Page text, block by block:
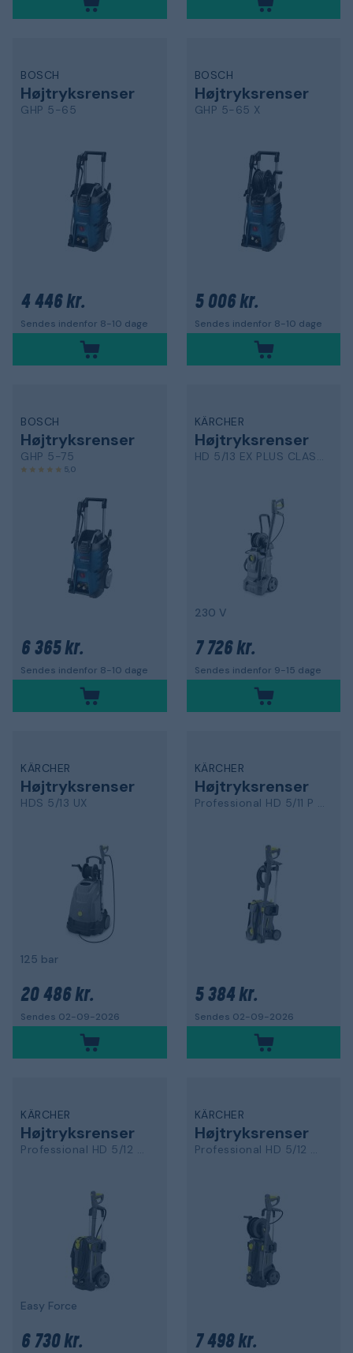
BOSCH
Højtryksrenser
GHP 5-65
4 446 kr.
Sendes indenfor 8-10 dage
BOSCH
Højtryksrenser
GHP 5-65 X
5 006 kr.
Sendes indenfor 8-10 dage
BOSCH
Højtryksrenser
GHP 5-75
5,0
6 365 kr.
Sendes indenfor 8-10 dage
KÄRCHER
Højtryksrenser
HD 5/13 EX PLUS CLASSIC
230 V
7 726 kr.
Sendes indenfor 9-15 dage
KÄRCHER
Højtryksrenser
HDS 5/13 UX
125 bar
20 486 kr.
Sendes 02-09-2026
KÄRCHER
Højtryksrenser
Professional HD 5/11 P Plus
5 384 kr.
Sendes 02-09-2026
KÄRCHER
Højtryksrenser
Professional HD 5/12 C Plus
Easy Force
6 730 kr.
KÄRCHER
Højtryksrenser
Professional HD 5/12 CX Plus
7 498 kr.